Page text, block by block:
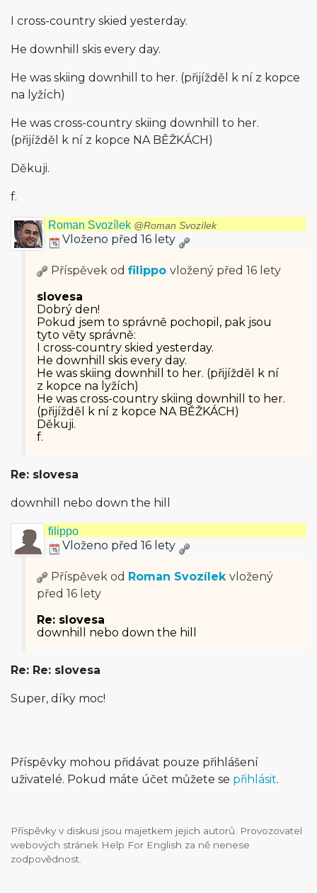
I cross-country skied yesterday.
He downhill skis every day.
He was skiing downhill to her. (přijížděl k ní z kopce
na lyžích)
He was cross-country skiing downhill to her.
(přijížděl k ní z kopce NA BĚŽKÁCH)
Děkuji.
f.
Roman Svozílek @Roman Svozílek
Vloženo před 16 lety
Příspěvek od filippo vložený před 16 lety
slovesa
Dobrý den!
Pokud jsem to správně pochopil, pak jsou
tyto věty správně:
I cross-country skied yesterday.
He downhill skis every day.
He was skiing downhill to her. (přijížděl k ní
z kopce na lyžích)
He was cross-country skiing downhill to her.
(přijížděl k ní z kopce NA BĚŽKÁCH)
Děkuji.
f.
Re: slovesa
downhill nebo down the hill
filippo
Vloženo před 16 lety
Příspěvek od Roman Svozílek vložený
před 16 lety
Re: slovesa
downhill nebo down the hill
Re: Re: slovesa
Super, díky moc!
Příspěvky mohou přidávat pouze přihlášení
uživatelé. Pokud máte účet můžete se přihlásit.
Příspěvky v diskusi jsou majetkem jejich autorů. Provozovatel
webových stránek Help For English za ně nenese
zodpovědnost.